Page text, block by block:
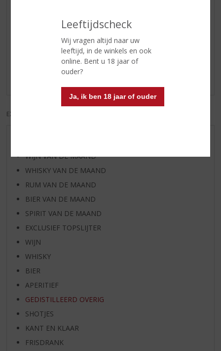
Leeftijdscheck
Wij vragen altijd naar uw
leeftijd, in de winkels en ook
online. Bent u 18 jaar of
ouder?
Ja, ik ben 18 jaar of ouder
Reviews
Schrijf een review
EXCL. BTW
WIJN VAN DE MAAND
WHISKY VAN DE MAAND
RUM VAN DE MAAND
BIER VAN DE MAAND
SPIRIT VAN DE MAAND
EXCLUSIEF TOPSLIJTER
WIJN
WHISKY
BIER
APERITIEF
GEDISTILLEERD OVERIG
SHOTJES
KANT EN KLAAR
FRISDRANK